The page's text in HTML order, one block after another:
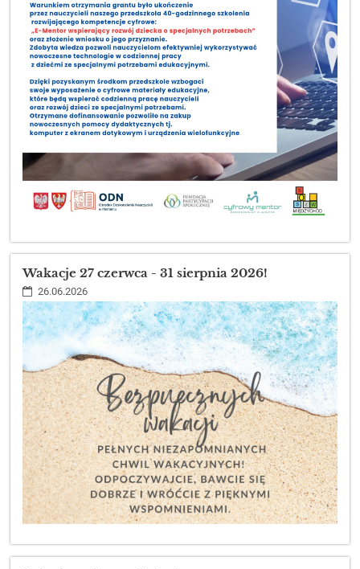
Wakacje 27 czerwca - 31 sierpnia 2026!
26.06.2026